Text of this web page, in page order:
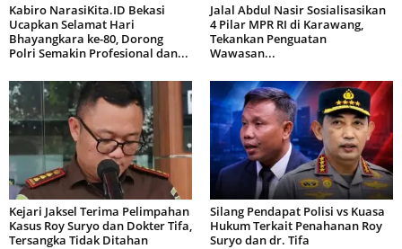
Kabiro NarasiKita.ID Bekasi
Ucapkan Selamat Hari
Bhayangkara ke-80, Dorong
Polri Semakin Profesional dan...
Jalal Abdul Nasir Sosialisasikan
4 Pilar MPR RI di Karawang,
Tekankan Penguatan
Wawasan...
Kejari Jaksel Terima Pelimpahan
Kasus Roy Suryo dan Dokter Tifa,
Tersangka Tidak Ditahan
Silang Pendapat Polisi vs Kuasa
Hukum Terkait Penahanan Roy
Suryo dan dr. Tifa